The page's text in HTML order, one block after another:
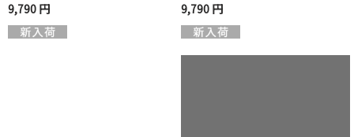
9,790 円 9,790 円